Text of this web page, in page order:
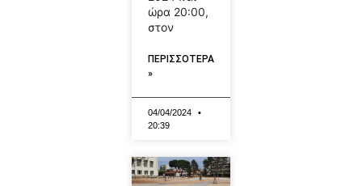
ώρα 20:00,
στον
ΠΕΡΙΣΣΟΤΕΡΑ
»
04/04/2024
20:39